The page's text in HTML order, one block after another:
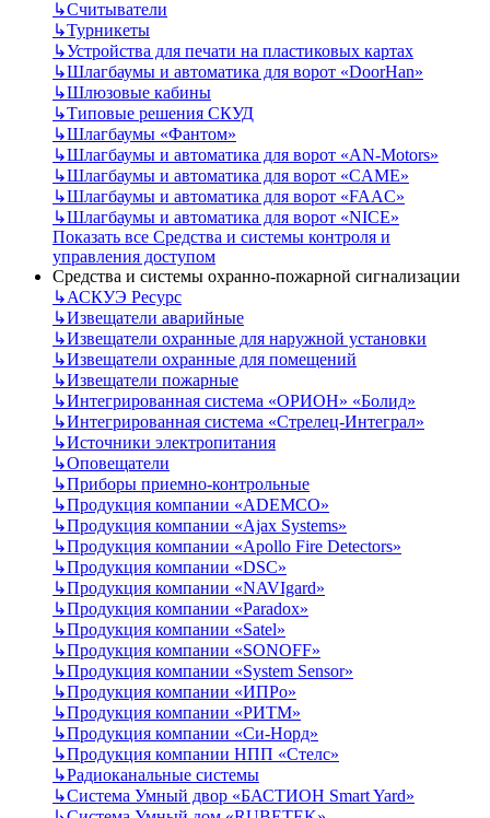
↳Считыватели
↳Турникеты
↳Устройства для печати на пластиковых картах
↳Шлагбаумы и автоматика для ворот «DoorHan»
↳Шлюзовые кабины
↳Типовые решения СКУД
↳Шлагбаумы «Фантом»
↳Шлагбаумы и автоматика для ворот «AN-Motors»
↳Шлагбаумы и автоматика для ворот «CAME»
↳Шлагбаумы и автоматика для ворот «FAAC»
↳Шлагбаумы и автоматика для ворот «NICE»
Показать все Средства и системы контроля и
управления доступом
Средства и системы охранно-пожарной сигнализации
↳АСКУЭ Ресурс
↳Извещатели аварийные
↳Извещатели охранные для наружной установки
↳Извещатели охранные для помещений
↳Извещатели пожарные
↳Интегрированная система «ОРИОН» «Болид»
↳Интегрированная система «Стрелец-Интеграл»
↳Источники электропитания
↳Оповещатели
↳Приборы приемно-контрольные
↳Продукция компании «ADEMCO»
↳Продукция компании «Ajax Systems»
↳Продукция компании «Apollo Fire Detectors»
↳Продукция компании «DSC»
↳Продукция компании «NAVIgard»
↳Продукция компании «Paradox»
↳Продукция компании «Satel»
↳Продукция компании «SONOFF»
↳Продукция компании «System Sensor»
↳Продукция компании «ИПРо»
↳Продукция компании «РИТМ»
↳Продукция компании «Си-Норд»
↳Продукция компании НПП «Стелс»
↳Радиоканальные системы
↳Система Умный двор «БАСТИОН Smart Yard»